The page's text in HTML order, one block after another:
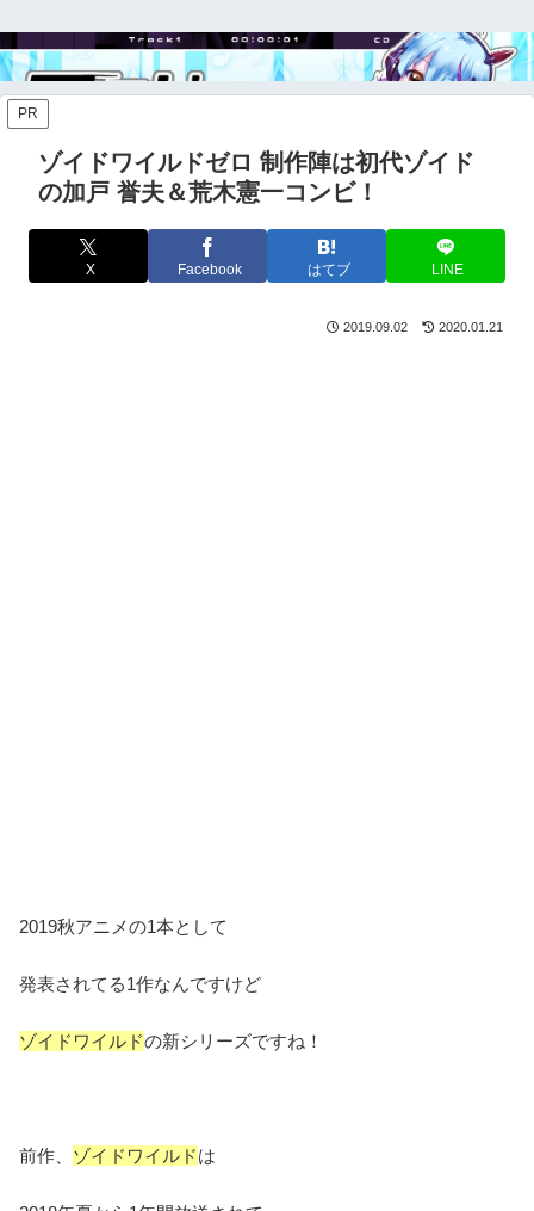
PR
ゾイドワイルドゼロ 制作陣は初代ゾイド
の加戸 誉夫＆荒木憲一コンビ！
X Facebook はてブ LINE
2019.09.02 2020.01.21
2019秋アニメの1本として
発表されてる1作なんですけど
ゾイドワイルドの新シリーズですね！
前作、 ゾイドワイルドは